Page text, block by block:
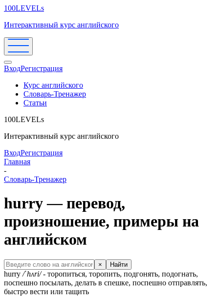
100LEVELs
Интерактивный курс английского
ВходРегистрация
Курс английского
Словарь-Тренажер
Статьи
100LEVELs
Интерактивный курс английского
ВходРегистрация
Главная
-
Словарь-Тренажер
hurry — перевод,
произношение, примеры на
английском
× Найти
hurry /ˈhʌri/- торопиться, торопить, подгонять, подогнать,
поспешно посылать, делать в спешке, поспешно отправлять,
быстро вести или тащить